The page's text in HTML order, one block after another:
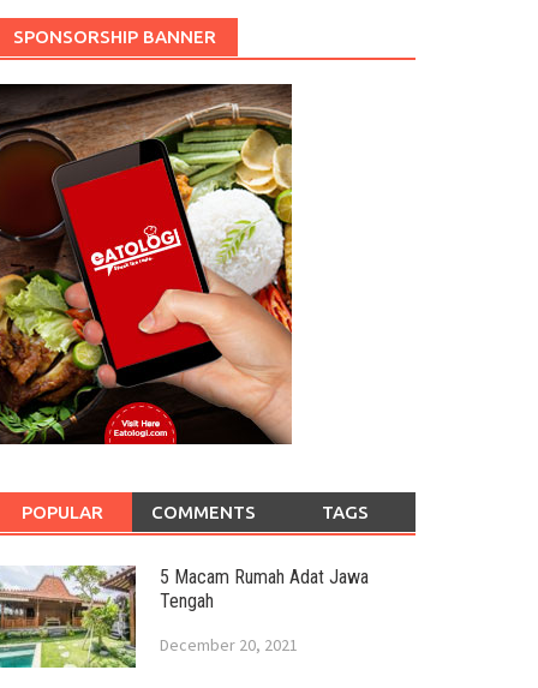
SPONSORSHIP BANNER
POPULAR COMMENTS TAGS
5 Macam Rumah Adat Jawa
Tengah
December 20, 2021